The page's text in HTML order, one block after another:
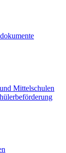
Mittelschulen